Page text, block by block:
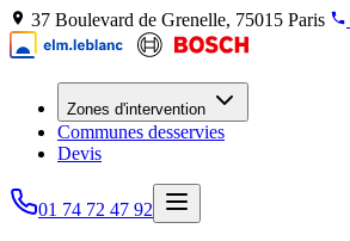
37 Boulevard de Grenelle, 75015 Paris
Zones d'intervention
Communes desservies
Devis
01 74 72 47 92